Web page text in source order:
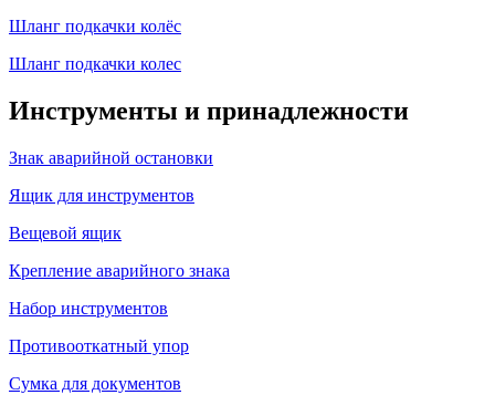
Шланг подкачки колёс
Шланг подкачки колес
Инструменты и принадлежности
Знак аварийной остановки
Ящик для инструментов
Вещевой ящик
Крепление аварийного знака
Набор инструментов
Противооткатный упор
Сумка для документов